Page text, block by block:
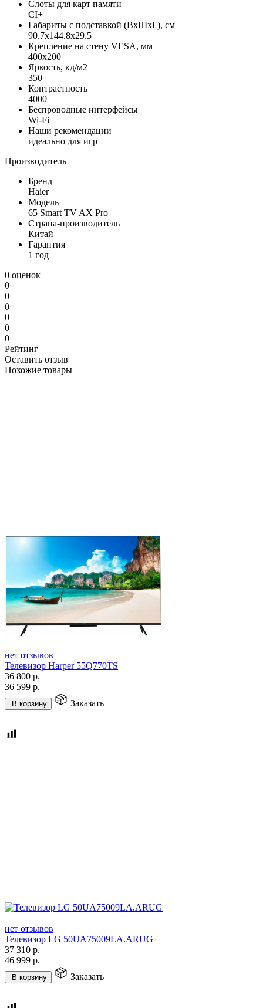
Слоты для карт памяти
CI+
Габариты с подставкой (ВxШxГ), см
90.7x144.8x29.5
Крепление на стену VESA, мм
400x200
Яркость, кд/м2
350
Контрастность
4000
Беспроводные интерфейсы
Wi-Fi
Наши рекомендации
идеально для игр
Производитель
Бренд
Haier
Модель
65 Smart TV AX Pro
Страна-производитель
Китай
Гарантия
1 год
0 оценок
0
0
0
0
0
0
Рейтинг
Оставить отзыв
Похожие товары
нет отзывов
Телевизор Harper 55Q770TS
36 800 р.
36 599 р.
В корзину Заказать
нет отзывов
Телевизор LG 50UA75009LA.ARUG
37 310 р.
46 999 р.
В корзину Заказать